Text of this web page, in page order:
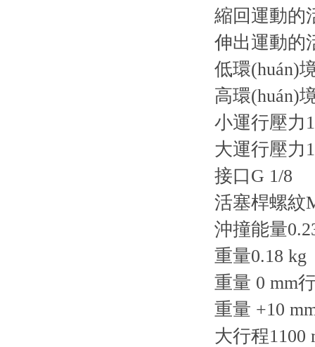
縮回運動的
伸出運動的
低環(huán)
高環(huán)
小運行壓力
大運行壓力
接口G 1/8
活塞桿螺紋
沖撞能量
重量0.18 kg
重量 0 mm
重量 +10
大行程1100